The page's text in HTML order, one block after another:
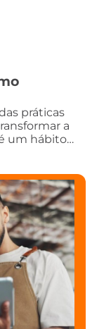
práticas
a
um hábito…